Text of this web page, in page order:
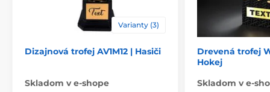
Varianty (3)
Dizajnová trofej AV1M12 | Hasiči
Skladom v e-shope
Drevená trofej
Hokej
Skladom v e-